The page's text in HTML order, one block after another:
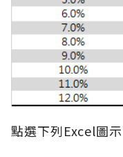
點選下列Excel圖